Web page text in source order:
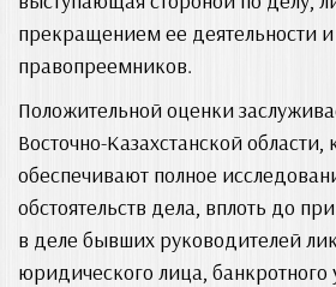
прекращением ее деятельности и
правопреемников.
Положительной оценки
Восточно-Казахстанской области,
обеспечивают полное
обстоятельств дела, вплоть до
в деле бывших руководителей
юридического лица,